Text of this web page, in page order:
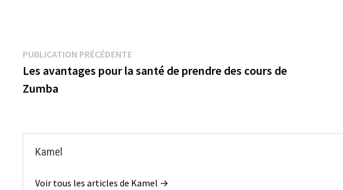
Navigation
de
PUBLICATION PRÉCÉDENTEPublication
précédente :
Les avantages pour la santé de prendre des cours de
Zumba
Kamel
Voir tous les articles de Kamel →